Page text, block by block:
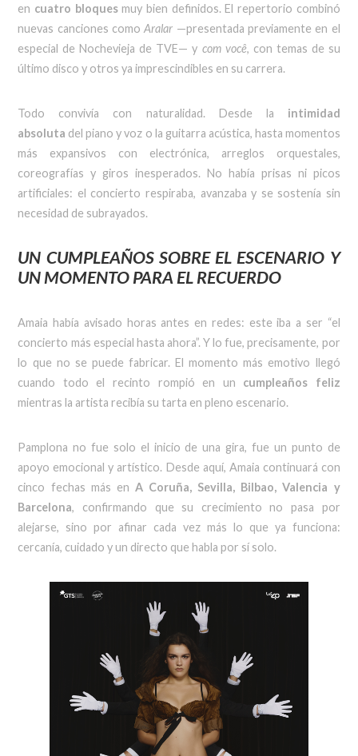
en cuatro bloquesmuy bien definidos. El repertorio combinó
nuevas canciones comoAralar —presentada previamente en el
especial de Nochevieja de TVE— y com você, con temas de su
último disco y otros ya imprescindibles en su carrera.
Todo convivía con naturalidad. Desde la intimidad
absoluta del piano y voz o la guitarra acústica, hasta momentos
más expansivos con electrónica, arreglos orquestales,
coreografías y giros inesperados. No había prisas ni picos
artificiales: el concierto respiraba, avanzaba y se sostenía sin
necesidad de subrayados.
UN CUMPLEAÑOS SOBRE EL ESCENARIO Y
UN MOMENTO PARA EL RECUERDO
Amaia había avisado horas antes en redes: este iba a ser “el
concierto más especial hasta ahora”. Y lo fue, precisamente, por
lo que no se puede fabricar. El momento más emotivo llegó
cuando todo el recinto rompió en un cumpleaños feliz
mientras la artista recibía su tarta en pleno escenario.
Pamplona no fue solo el inicio de una gira, fue un punto de
apoyo emocional y artístico. Desde aquí, Amaia continuará con
cinco fechas más en A Coruña, Sevilla, Bilbao, Valencia y
Barcelona, confirmando que su crecimiento no pasa por
alejarse, sino por afinar cada vez más lo que ya funciona:
cercanía, cuidado y un directo que habla por sí solo.